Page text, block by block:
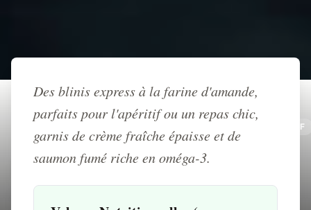
Retour à l'accueil
RECETTE
KETO
FESTIF
Blinis keto moelleux, saumon
fumé et crème à l'aneth
Des blinis express à la farine d'amande,
parfaits pour l'apéritif ou un repas chic,
garnis de crème fraîche épaisse et de
saumon fumé riche en oméga-3.